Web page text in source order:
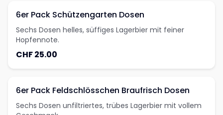
6er Pack Schützengarten Dosen
Sechs Dosen helles, süffiges Lagerbier mit feiner
Hopfennote.
CHF 25.00
6er Pack Feldschlösschen Braufrisch Dosen
Sechs Dosen unfiltriertes, trübes Lagerbier mit vollem